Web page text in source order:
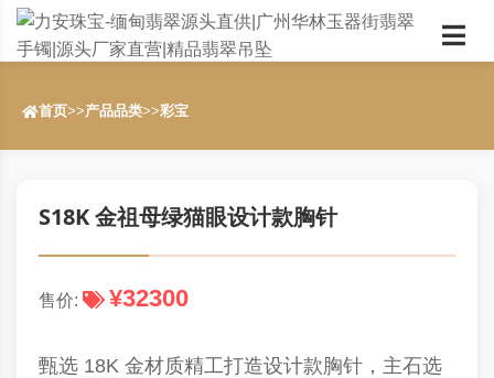
首页>>产品品类>>彩宝
S18K 金祖母绿猫眼设计款胸针
售价: ¥32300
甄选 18K 金材质精工打造设计款胸针，主石选